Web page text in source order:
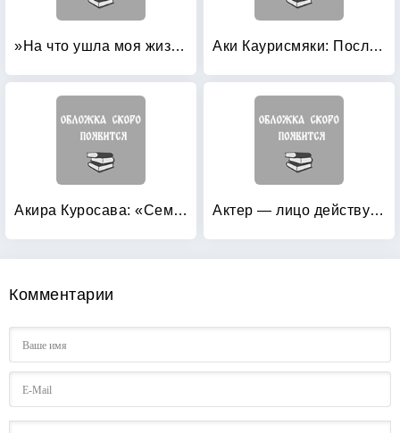
»На что ушла моя жизнь»: Книга о Валентине Ермаковой Аки Каурисмяки: Последний романтик
Акира Куросава: «Семь самураев» Актер — лицо действующее
Комментарии